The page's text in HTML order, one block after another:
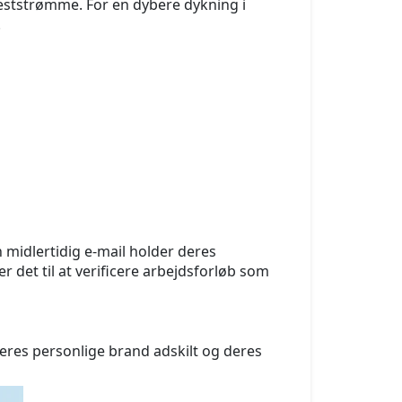
For en dybere dykning i
e-mail holder deres
det til at verificere arbejdsforløb som
personlige brand adskilt og deres